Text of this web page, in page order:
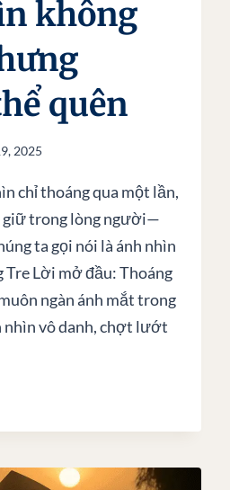
không
quên
2025
chỉ thoáng qua một lần,
giữ trong lòng người—
ta gọi nói là ánh nhìn
Tre Lời mở đầu: Thoáng
ngàn ánh mắt trong
nhìn vô danh, chợt lướt